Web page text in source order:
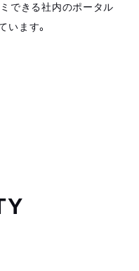
できる社内のポータル
います。